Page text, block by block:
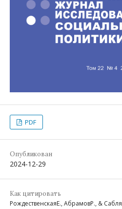
PDF
Опубликован
2024-12-29
Как цитировать
РождественскаяЕ., АбрамовР., &